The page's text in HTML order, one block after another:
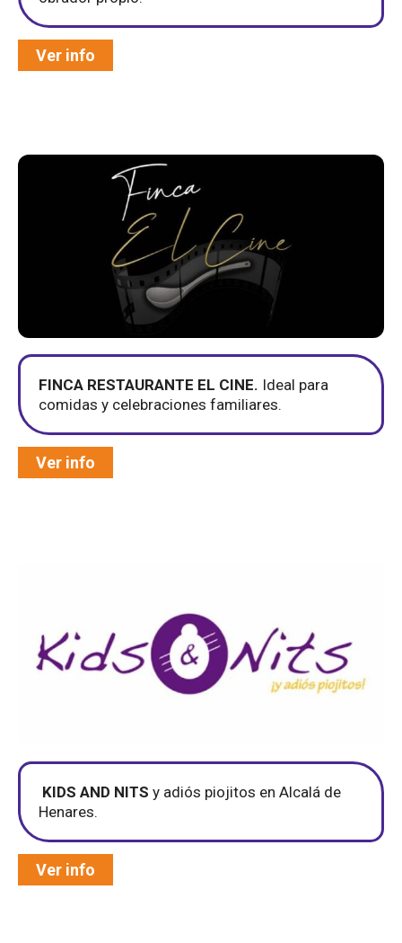
Ver info
FINCA RESTAURANTE EL CINE. Ideal para
comidas y celebraciones familiares.
Ver info
KIDS AND NITS y adiós piojitos en Alcalá de
Henares.
Ver info